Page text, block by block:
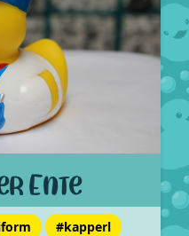
Ente
#kapperl